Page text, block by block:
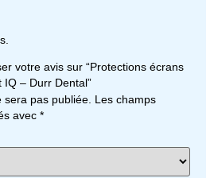
votre avis sur “Protections écrans
– Durr Dental”
pas publiée. Les champs
avec *